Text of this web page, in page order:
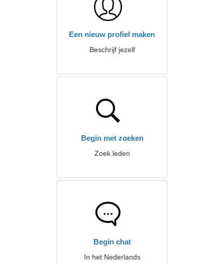
Een nieuw profiel maken
Beschrijf jezelf
Begin met zoeken
Zoek leden
Begin chat
In het Nederlands